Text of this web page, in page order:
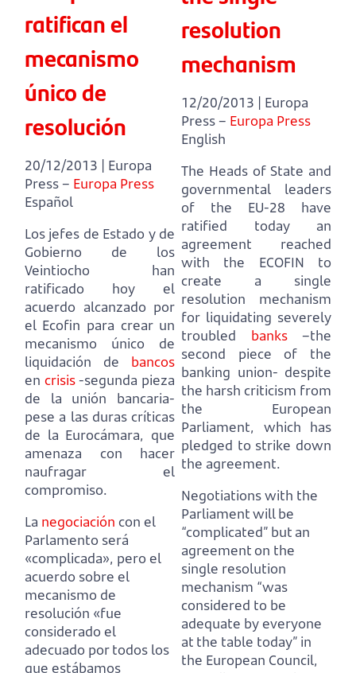
ratifican el
mecanismo
único de
resolución
20/12/2013 | Europa
Press – Europa Press
Español
Los jefes de Estado y de
Gobierno de los
Veintiocho han
ratificado hoy el
acuerdo alcanzado por
el Ecofin para crear un
mecanismo único de
liquidación de bancos
en crisis -segunda pieza
de la unión bancaria-
pese a las duras críticas
de la Eurocámara, que
amenaza con hacer
naufragar el
compromiso.
La negociación con el
Parlamento será
«complicada», pero el
acuerdo sobre el
mecanismo de
resolución «fue
considerado el
adecuado por todos los
que estábamos
resolution
mechanism
12/20/2013 | Europa
Press – Europa Press
English
The Heads of State and
governmental leaders
of the EU-28 have
ratified today an
agreement reached
with the ECOFIN
to
create a single
resolution mechanism
for liquidating severely
troubled banks
–the
second piece of the
banking union- despite
the harsh criticism from
the European
Parliament, which has
pledged to strike down
the agreement.
Negotiations with the
Parliament will be
“complicated” but an
agreement on the
single resolution
mechanism “was
considered to be
adequate by everyone
at the table today” in
the European Council,